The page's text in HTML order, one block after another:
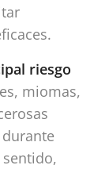
riesgo
miomas,